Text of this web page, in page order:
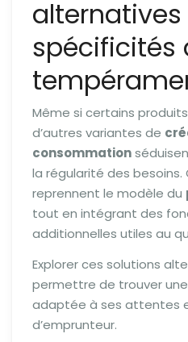
spécificités
Même si certains
d’autres variantes de
consommation
la régularité des
reprennent le modèle du
tout en intégrant des
additionnelles utiles au
Explorer ces solutions
permettre de trouver
adaptée à ses attentes
d’emprunteur.